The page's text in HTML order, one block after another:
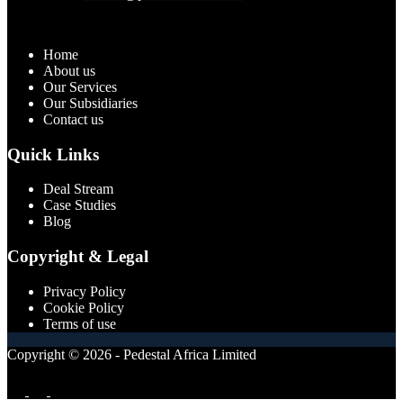
Home
About us
Our Services
Our Subsidiaries
Contact us
Quick Links
Deal Stream
Case Studies
Blog
Copyright & Legal
Privacy Policy
Cookie Policy
Terms of use
Copyright © 2026 - Pedestal Africa Limited